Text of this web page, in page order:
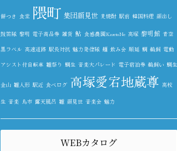
餅つき 食堂 隈町 集団顔見世 麦焼酎 駅前 韓国料理 顔出し
鼓笛隊 黎明 電子商品券 雑貨 鮎 食感農園KazetoNe 高塚 黎明館 青空
黒ラベル 高速道路 駅長対抗 魅力発信隊 麺 飲み会 順延 鯛 鵜飼 電動
アシスト付自転車 雛祭り 鯛生 音楽大パレード 電子宿泊券 鵜飼い 鯛生
金山 雛人形 駅近 食べログ 高塚愛宕地蔵尊 高校
生 音楽 鳥市 露天風呂 雛 顔見世 音楽会 魅力
WEBカタログ